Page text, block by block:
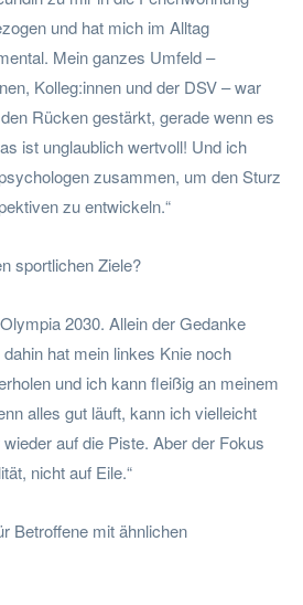
und hat mich im Alltag
Mein ganzes Umfeld –
Kolleg:innen und der DSV – war
Rücken gestärkt, gerade wenn es
ist unglaublich wertvoll! Und ich
zusammen, um den Sturz
zu entwickeln.“
sportlichen Ziele?
2030. Allein der Gedanke
hat mein linkes Knie noch
und ich kann fleißig an meinem
alles gut läuft, kann ich vielleicht
auf die Piste. Aber der Fokus
nicht auf Eile.“
Betroffene mit ähnlichen